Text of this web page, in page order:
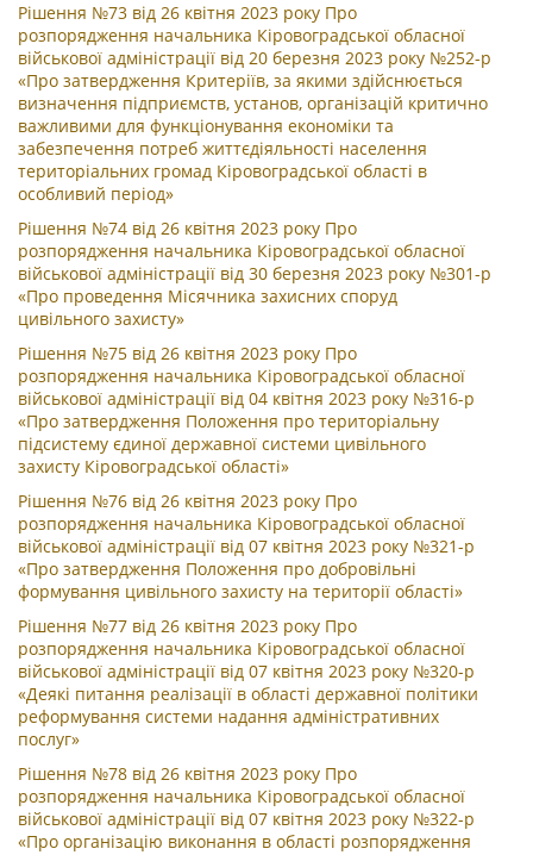
Рішення №73 від 26 квітня 2023 року Про
розпорядження начальника Кіровоградської обласної
військової адміністрації від 20 березня 2023 року №252-р
«Про затвердження Критеріїв, за якими здійснюється
визначення підприємств, установ, організацій критично
важливими для функціонування економіки та
забезпечення потреб життєдіяльності населення
територіальних громад Кіровоградської області в
особливий період»
Рішення №74 від 26 квітня 2023 року Про
розпорядження начальника Кіровоградської обласної
військової адміністрації від 30 березня 2023 року №301-р
«Про проведення Місячника захисних споруд
цивільного захисту»
Рішення №75 від 26 квітня 2023 року Про
розпорядження начальника Кіровоградської обласної
військової адміністрації від 04 квітня 2023 року №316-р
«Про затвердження Положення про територіальну
підсистему єдиної державної системи цивільного
захисту Кіровоградської області»
Рішення №76 від 26 квітня 2023 року Про
розпорядження начальника Кіровоградської обласної
військової адміністрації від 07 квітня 2023 року №321-р
«Про затвердження Положення про добровільні
формування цивільного захисту на території області»
Рішення №77 від 26 квітня 2023 року Про
розпорядження начальника Кіровоградської обласної
військової адміністрації від 07 квітня 2023 року №320-р
«Деякі питання реалізації в області державної політики
реформування системи надання адміністративних
послуг»
Рішення №78 від 26 квітня 2023 року Про
розпорядження начальника Кіровоградської обласної
військової адміністрації від 07 квітня 2023 року №322-р
«Про організацію виконання в області розпорядження